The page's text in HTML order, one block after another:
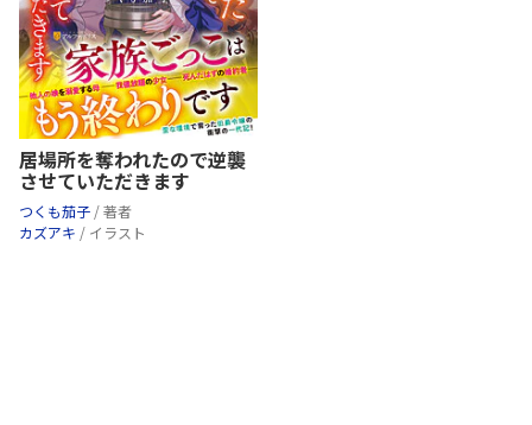
居場所を奪われたので逆襲
させていただきます
つくも茄子 / 著者
カズアキ / イラスト